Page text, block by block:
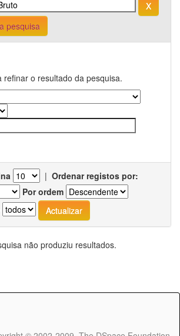
pesquisa
refinar o resultado da pesquisa.
| Ordenar registos por:
Por ordem
não produziu resultados.